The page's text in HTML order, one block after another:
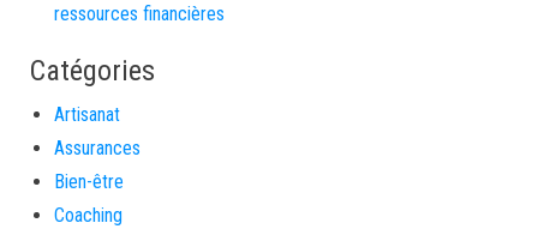
ressources financières
Catégories
Artisanat
Assurances
Bien-être
Coaching